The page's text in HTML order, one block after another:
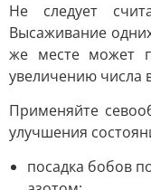
Не следует
Высаживание
же месте может
увеличению числа
Применяйте
улучшения
посадка бобов